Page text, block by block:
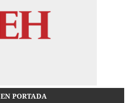
EN PORTADA